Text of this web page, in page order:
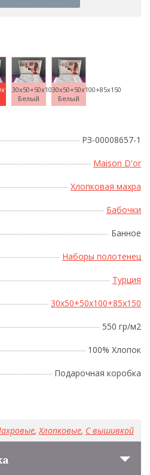
30x50+50x100+85x150
Белый
30x50+50x100+85x150
Белый
РЗ-00008657-1
Maison D'or
Хлопковая махра
Бабочки
Банное
Наборы полотенец
Турция
30x50+50x100+85x150
550 гр/м2
100% Хлопок
Подарочная коробка
,Хлопковые, С вышивкой